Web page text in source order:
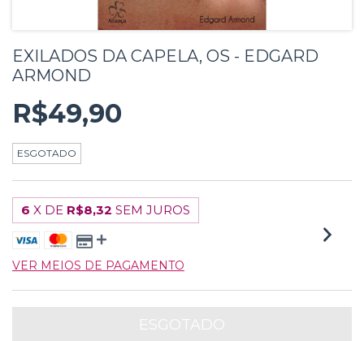
EXILADOS DA CAPELA, OS - EDGARD
ARMOND
R$49,90
ESGOTADO
6 X DE R$8,32 SEM JUROS
VER MEIOS DE PAGAMENTO